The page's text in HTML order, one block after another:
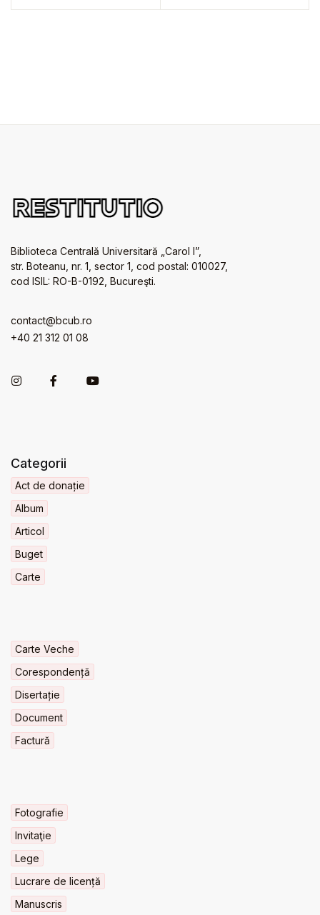
Biblioteca Centrală Universitară „Carol I”,
str. Boteanu, nr. 1, sector 1, cod postal: 010027,
cod ISIL: RO-B-0192, Bucureşti.
contact@bcub.ro
+40 21 312 01 08
Categorii
Act de donație
Album
Articol
Buget
Carte
Carte Veche
Corespondență
Disertație
Document
Factură
Fotografie
Invitaţie
Lege
Lucrare de licență
Manuscris